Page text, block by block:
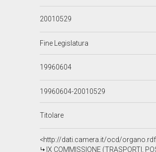
20010529
Fine Legislatura
19960604
19960604-20010529
Titolare
<http://dati.camera.it/ocd/
IX COMMISSIONE (TRASPORTI,